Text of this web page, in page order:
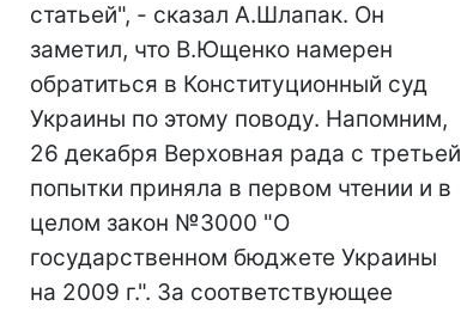
статьей", - сказал А.Шлапак. Он
заметил, что В.Ющенко намерен
обратиться в Конституционный суд
Украины по этому поводу. Напомним,
26 декабря Верховная рада с третьей
попытки приняла в первом чтении и в
целом закон №3000 "О
государственном бюджете Украины
на 2009 г.". За соответствующее